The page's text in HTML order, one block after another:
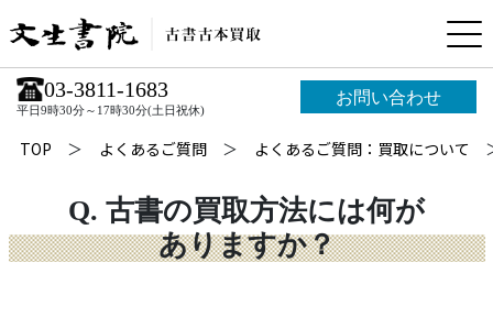
03-3811-1683
平日9時30分～17時30分(土日祝休)
お問い合わせ
TOP よくあるご質問 よくあるご質問：買取について
Q. 古書の買取方法には何が
ありますか？